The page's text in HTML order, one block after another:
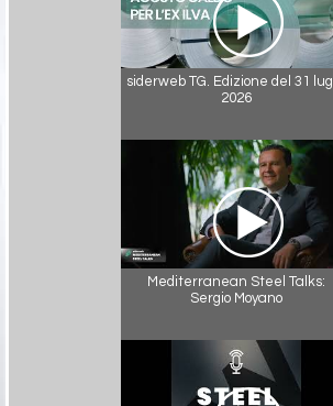
siderweb TG. Edizione del 31
2026
Mediterranean Steel Talks:
Sergio Moyano